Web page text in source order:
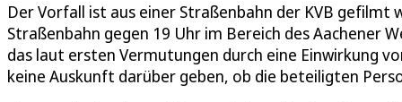
Der Vorfall ist aus einer Straßenbahn der KVB
Straßenbahn gegen 19 Uhr im Bereich des Aachener
das laut ersten Vermutungen durch eine Einwirkung
keine Auskunft darüber geben, ob die beteiligten